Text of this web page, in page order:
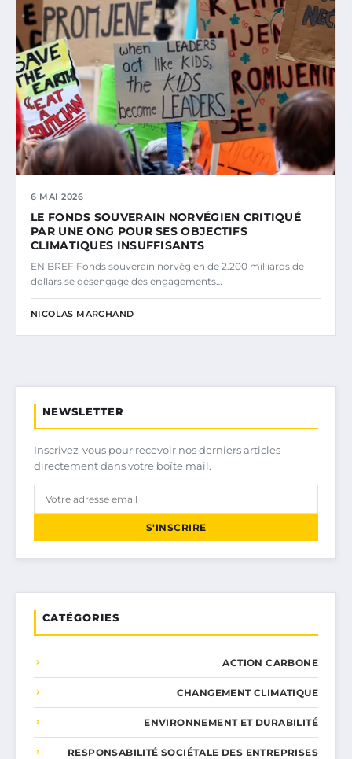
6 MAI 2026
LE FONDS SOUVERAIN NORVÉGIEN CRITIQUÉ
PAR UNE ONG POUR SES OBJECTIFS
CLIMATIQUES INSUFFISANTS
EN BREF Fonds souverain norvégien de 2.200 milliards de
dollars se désengage des engagements…
NICOLAS MARCHAND
NEWSLETTER
Inscrivez-vous pour recevoir nos derniers articles
directement dans votre boîte mail.
S'INSCRIRE
CATÉGORIES
ACTION CARBONE
CHANGEMENT CLIMATIQUE
ENVIRONNEMENT ET DURABILITÉ
RESPONSABILITÉ SOCIÉTALE DES ENTREPRISES